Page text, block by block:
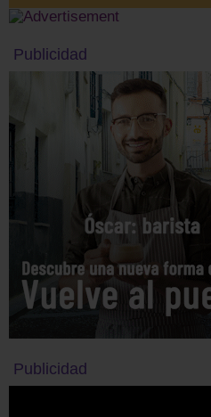
Publicidad
Publicidad